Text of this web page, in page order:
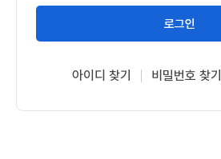
로그인
아이디 찾기 비밀번호 찾기